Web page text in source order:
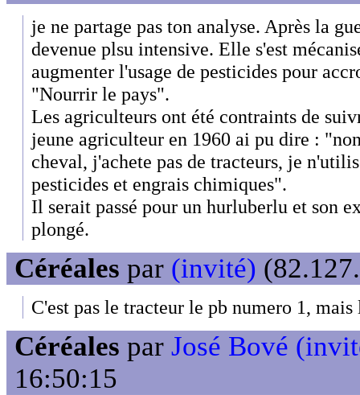
je ne partage pas ton analyse. Après la
devenue plsu intensive. Elle s'est
augmenter l'usage de pesticides pour
"Nourrir le pays".
Les agriculteurs ont été contraints de
jeune agriculteur en 1960 ai pu dire :
cheval, j'achete pas de tracteurs, je
pesticides et engrais chimiques".
Il serait passé pour un hurluberlu et son
plongé.
Céréales par (invité)
C'est pas le tracteur le pb numero 1, mais
Céréales par José Bové
16:50:15